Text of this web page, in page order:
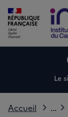
Le
Accueil ...